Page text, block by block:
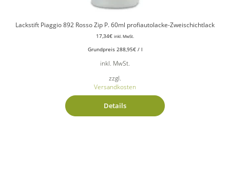
Lackstift Piaggio 892 Rosso Zip P. 60ml profiautolacke-Zweischichtlack
17,34€ inkl. MwSt.
Grundpreis 288,95€/ l
inkl. MwSt.
zzgl.
Versandkosten
Details